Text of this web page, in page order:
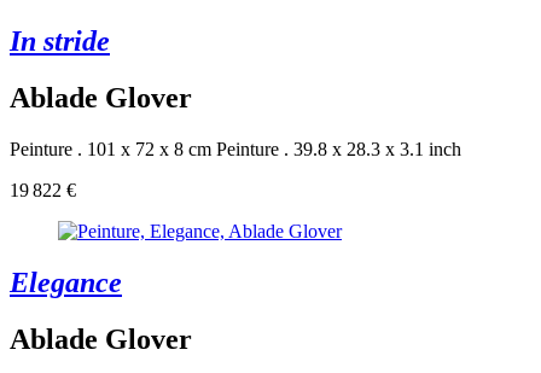
In stride
Ablade Glover
Peinture . 101 x 72 x 8 cm Peinture . 39.8 x 28.3 x 3.1 inch
19 822 €
Elegance
Ablade Glover